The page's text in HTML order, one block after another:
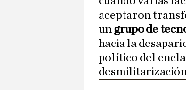
aceptaron
un grupo de
hacia la
político del